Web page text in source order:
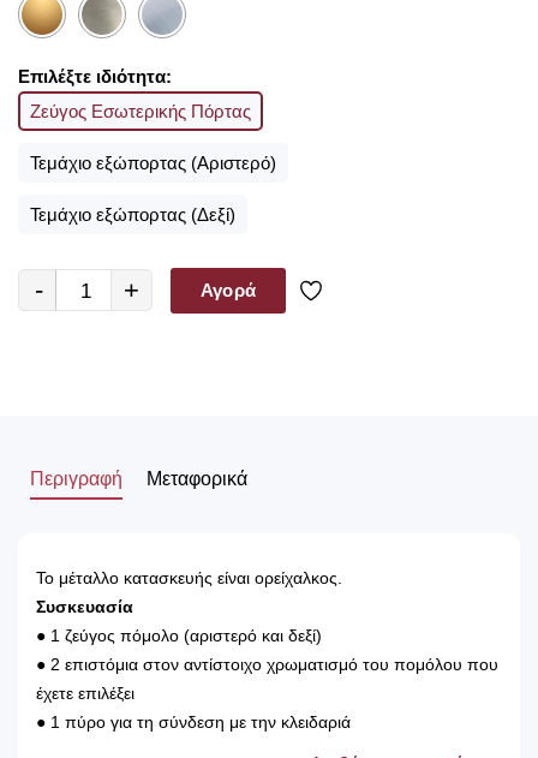
διαφορετικών χρωμάτων, υλικών και στυλ είμαστε σίγουροι ότι θα
Επιλέξτε ιδιότητα:
Ζεύγος Εσωτερικής Πόρτας
Τεμάχιο εξώπορτας (Αριστερό)
Τεμάχιο εξώπορτας (Δεξί)
- + Αγορά
Περιγραφή Μεταφορικά
Το μέταλλο κατασκευής είναι ορείχαλκος.
Συσκευασία
● 1 ζεύγος πόμολο (αριστερό και δεξί)
● 2 επιστόμια στον αντίστοιχο χρωματισμό του πομόλου που
έχετε επιλέξει
● 1 πύρο για τη σύνδεση με την κλειδαριά